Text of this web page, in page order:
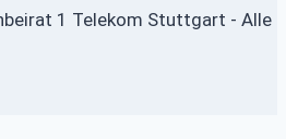
1 Telekom Stuttgart - Alle